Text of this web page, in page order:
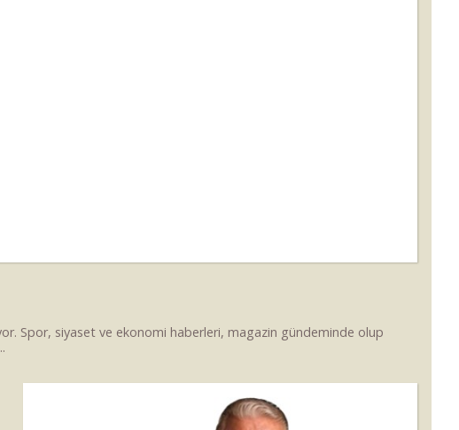
Spor, siyaset ve ekonomi haberleri, magazin gündeminde olup